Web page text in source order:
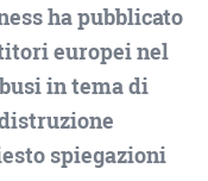
ha pubblicato
europei nel
in tema di
spiegazioni